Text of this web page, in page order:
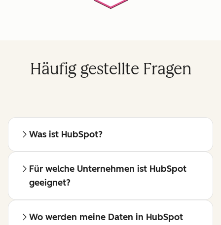
Häufig gestellte Fragen
Was ist HubSpot?
Für welche Unternehmen ist HubSpot
geeignet?
Wo werden meine Daten in HubSpot